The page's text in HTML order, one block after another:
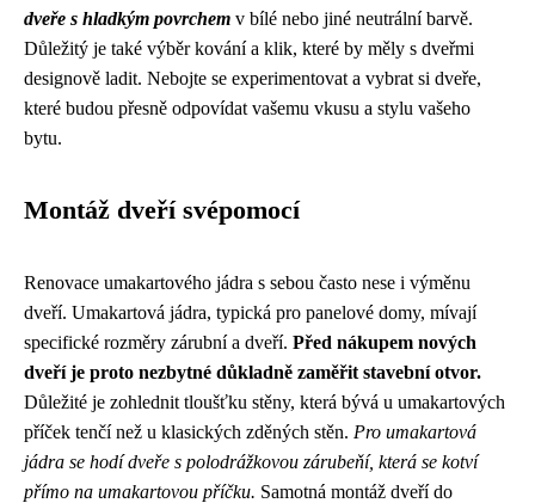
dveře s hladkým povrchem v bílé nebo jiné neutrální barvě.
Důležitý je také výběr kování a klik, které by měly s dveřmi
designově ladit. Nebojte se experimentovat a vybrat si dveře,
které budou přesně odpovídat vašemu vkusu a stylu vašeho
bytu.
Montáž dveří svépomocí
Renovace umakartového jádra s sebou často nese i výměnu
dveří. Umakartová jádra, typická pro panelové domy, mívají
specifické rozměry zárubní a dveří. Před nákupem nových
dveří je proto nezbytné důkladně zaměřit stavební otvor.
Důležité je zohlednit tloušťku stěny, která bývá u umakartových
příček tenčí než u klasických zděných stěn. Pro umakartová
jádra se hodí dveře s polodrážkovou zárubeňí, která se kotví
přímo na umakartovou příčku. Samotná montáž dveří do